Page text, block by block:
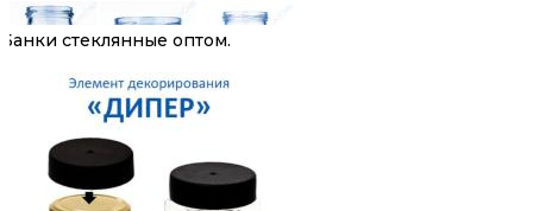
Банки стеклянные оптом.